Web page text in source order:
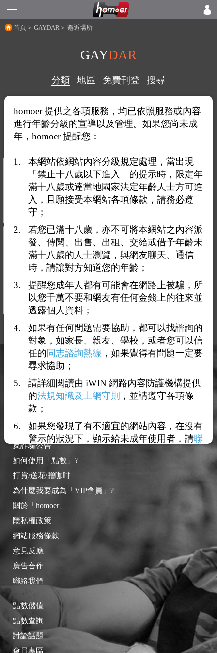
首頁 ＞ GAYDAR ＞ 邂逅場所
GAYDAR
分類 地區 免費刊登 搜尋
邂逅場所：
全台唯一中和男泰洗體驗館
社團、同好 邂逅場所
SPA、按摩、養生
新北中和市中和路100號 世華銀行旁
來場泰洗體驗 原價60分1400 體驗價 40分 只要
999 名額有限Line0976528729
點閱數：3561
反詐騙公告
如何使用「點數」?
打賞/送花/贈咖啡
為什麼我要成為「VIP會員」?
關於「homoer」
隱私權政策
網站服務條款
意見反應
廣告合作
聯絡我們
點數儲值
點數查詢
討論話題
會員專區
homoer 提供之各項服務，均已依照服務或內容
進行年齡分級的宣導以及管理。如果您尚未成
年，homoer 提醒您：
本網站依網站內容分級規定處理，當出現
「禁止十八歲以下進入」的提示時，限定年
滿十八歲或達當地國家法定年齡人士方可進
入，且願接受本網站各項條款，請務必遵
守；
若您已滿十八歲，亦不可將本網站之內容派
發、傳閱、出售、出租、交給或借予年齡未
滿十八歲的人士瀏覽，與網友聊天、通信
時，請讓對方知道您的年齡；
提醒您成年人都有可能會在網路上被騙，所
以您千萬不要和網友有任何金錢上的往來並
透露個人資料；
如果有任何問題需要協助，都可以找諮詢的
對象，如家長、親友、學校，或者您可以信
任的同志諮詢熱線 ，如果覺得有問題一定要
尋求協助；
請詳細閱讀由 iWIN 網路內容防護機構提供
的法規知識及上網守則
，並請遵守各項條
款；
如果您發現了有不適宜的網站內容，在沒有
警示的狀況下，顯示給未成年使用者，請聯
絡我們